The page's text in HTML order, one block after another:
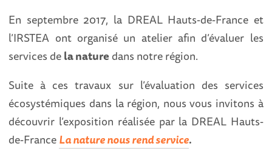
En septembre 2017, la DREAL Hauts-de-France et
l’IRSTEA ont organisé un atelier afin d’évaluer les
services dela nature dans notre région.
Suite à ces travaux sur l’évaluation des services
écosystémiques dans la région, nous vous invitons à
découvrir l’exposition réalisée par la DREAL Hauts-
de-FranceLa nature nous rend service.